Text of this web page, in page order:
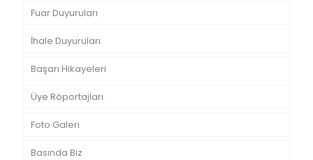
Fuar Duyuruları
İhale Duyuruları
Başarı Hikayeleri
Üye Röportajları
Foto Galeri
Basında Biz